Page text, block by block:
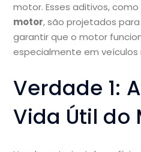
motor. Esses aditivos, como
motor, são projetados
garantir que o motor
especialmente em veículos
Verdade 1:
Vida Útil do